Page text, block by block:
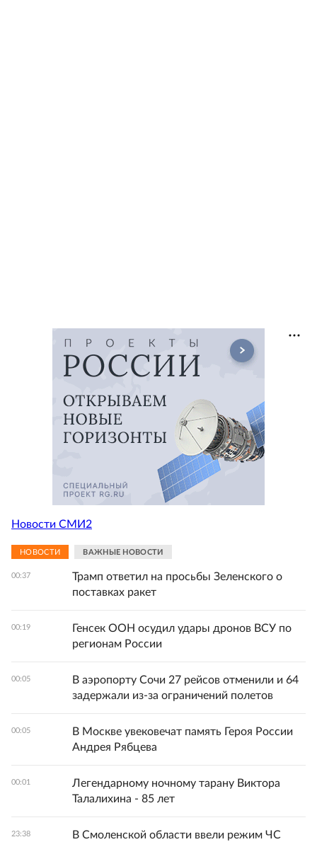
Новости СМИ2
НОВОСТИ ВАЖНЫЕ НОВОСТИ
00:37
Трамп ответил на просьбы Зеленского о
поставках ракет
00:19
Генсек ООН осудил удары дронов ВСУ по
регионам России
00:05
В аэропорту Сочи 27 рейсов отменили и 64
задержали из-за ограничений полетов
00:05
В Москве увековечат память Героя России
Андрея Рябцева
00:01
Легендарному ночному тарану Виктора
Талалихина - 85 лет
23:38
В Смоленской области ввели режим ЧС